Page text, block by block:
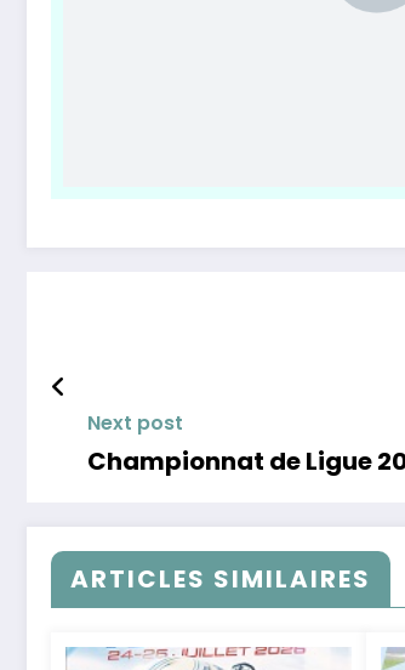
Next post
Championnat de Ligue
ARTICLES SIMILAIRES